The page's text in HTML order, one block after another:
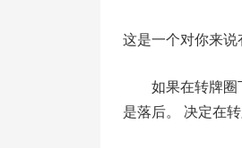
这是一个对你来说
如果在转牌
是落后。 决定在